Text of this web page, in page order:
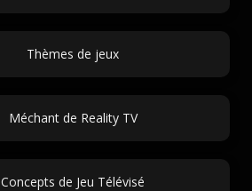
Thèmes de jeux
Méchant de Reality TV
Concepts de Jeu Télévisé